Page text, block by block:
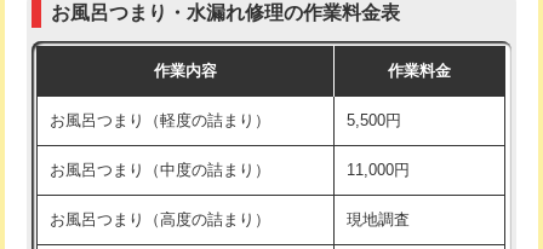
交換・取付（普通便座） 11,000円+材料費
交換・取付（温水洗浄便座） 16,500円+材料費
交換・取付(単水栓（壁付・デッキ
式）)
13,200円+材料費
交換・取付(混合水栓（壁付・デッキ
式・ワンホール）)
16,500円+材料費
お風呂つまり・水漏れ修理の作業料金表
作業内容 作業料金
お風呂つまり（軽度の詰まり） 5,500円
お風呂つまり（中度の詰まり） 11,000円
お風呂つまり（高度の詰まり） 現地調査